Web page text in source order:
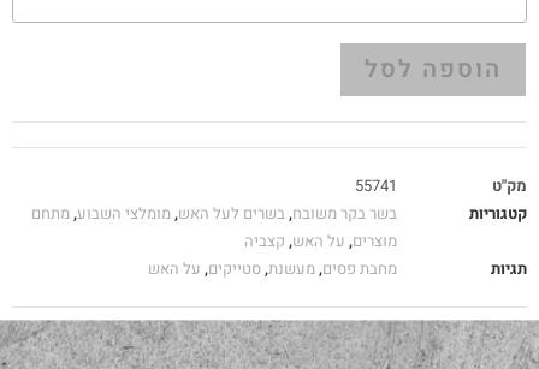
הוספה לסל
מק"ט
55741
קטגוריות
בשר בקר משובח,בשרים לעל האש,מומלצי השבוע,מתחם
מוצרים, על האש, קצביה
תגיות
מחבת פסים,מעשנת,סטייקים, על האש